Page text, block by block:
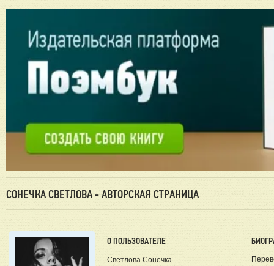
СОНЕЧКА СВЕТЛОВА - АВТОРСКАЯ СТРАНИЦА
О ПОЛЬЗОВАТЕЛЕ
Светлова Сонечка